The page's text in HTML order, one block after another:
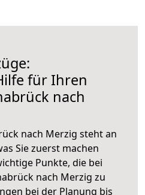
für Ihren
nach
nach Merzig steht an
Sie zuerst machen
Punkte, die bei
nach Merzig zu
bei der Planung bis